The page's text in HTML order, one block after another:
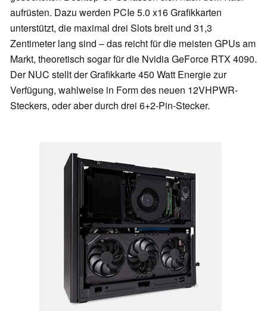
aufrüsten. Dazu werden PCIe 5.0 x16 Grafikkarten
unterstützt, die maximal drei Slots breit und 31,3
Zentimeter lang sind – das reicht für die meisten GPUs am
Markt, theoretisch sogar für die Nvidia GeForce RTX 4090.
Der NUC stellt der Grafikkarte 450 Watt Energie zur
Verfügung, wahlweise in Form des neuen 12VHPWR-
Steckers, oder aber durch drei 6+2-Pin-Stecker.